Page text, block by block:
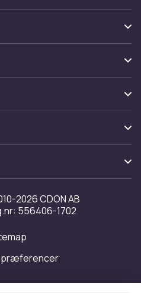
2026 CDON AB
556406-1702